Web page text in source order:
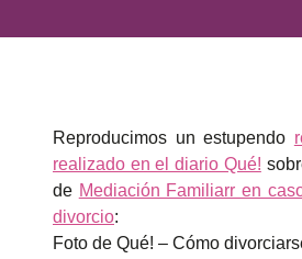
Reproducimos un estupendo
realizado en el diario Qué!
de Mediación Familiarr en
divorcio:
Foto de Qué! – Cómo